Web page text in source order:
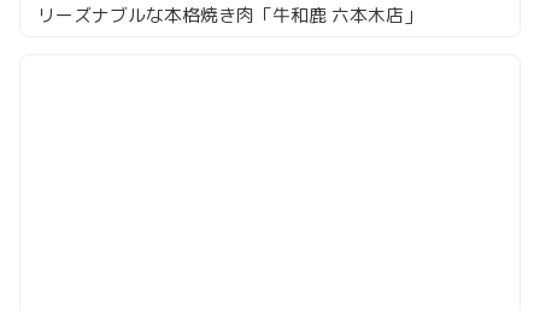
リーズナブルな本格焼き肉「牛和鹿 六本木店」